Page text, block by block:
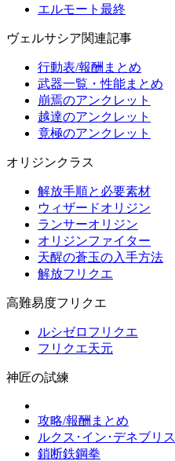
エルモート最終
ヴェルサシア関連記事
行動表/報酬まとめ
武器一覧・性能まとめ
崩焉のアンクレット
越達のアンクレット
竟極のアンクレット
オリジンクラス
解放手順と必要素材
ウィザードオリジン
ランサーオリジン
オリジンファイター
天醒の蒼玉の入手方法
解放フリクエ
高難易度フリクエ
ルシゼロフリクエ
フリクエ天元
神匠の試練
攻略/報酬まとめ
ルクス･イン･デネブリス
鎖断鉄鋼拳